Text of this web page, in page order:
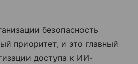
безопасность
приоритет, и это главный
доступа к ИИ-